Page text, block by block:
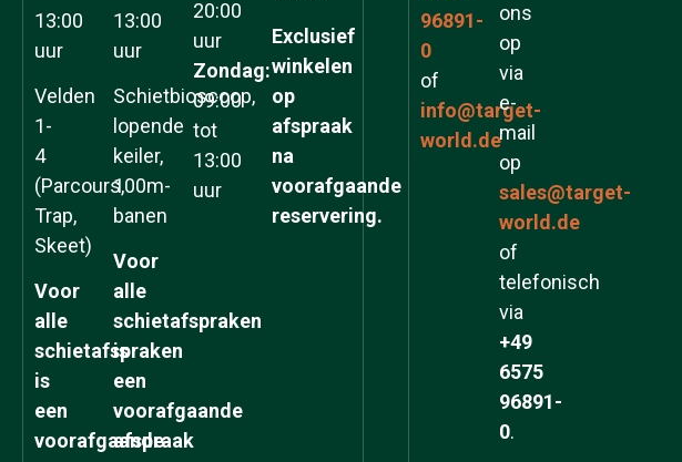
13:00
uur
Velden
1-
4
(Parcours,
Trap,
Skeet)
Voor
alle
schietafspraken
is
een
voorafgaande
13:00
uur
Schietbioscoop,
lopende
keiler,
100m-
banen
Voor
alle
schietafspraken
is
een
voorafgaande
afspraak
20:00
uur
Zondag:
09:00
tot
13:00
uur
Exclusief
winkelen
op
afspraak
na
voorafgaande
reservering.
96891-
0
of
info@target-
world.de
ons
op
via
e-
mail
op
sales@target-
world.de
of
telefonisch
via
+49
6575
96891-
0.